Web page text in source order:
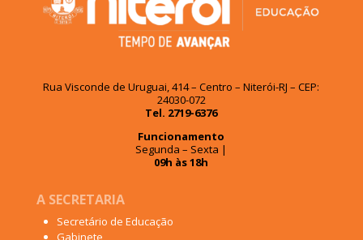
Rua Visconde de Uruguai, 414 – Centro – Niterói-RJ – CEP:
24030-072
Tel. 2719-6376
Funcionamento
Segunda – Sexta |
09h às 18h
A SECRETARIA
Secretário de Educação
Gabinete